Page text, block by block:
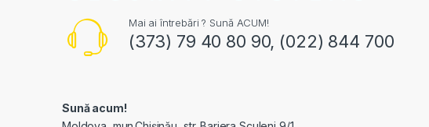
Mai ai întrebări ? Sună ACUM!
(373) 79 40 80 90, (022) 844 700
Sună acum!